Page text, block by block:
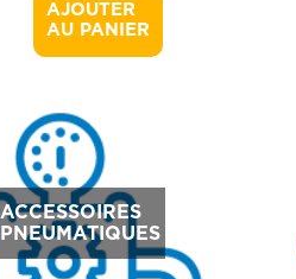
AJOUTER
AU PANIER
ACCESSOIRES
PNEUMATIQUES